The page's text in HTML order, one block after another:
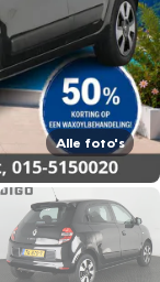
Alle foto's